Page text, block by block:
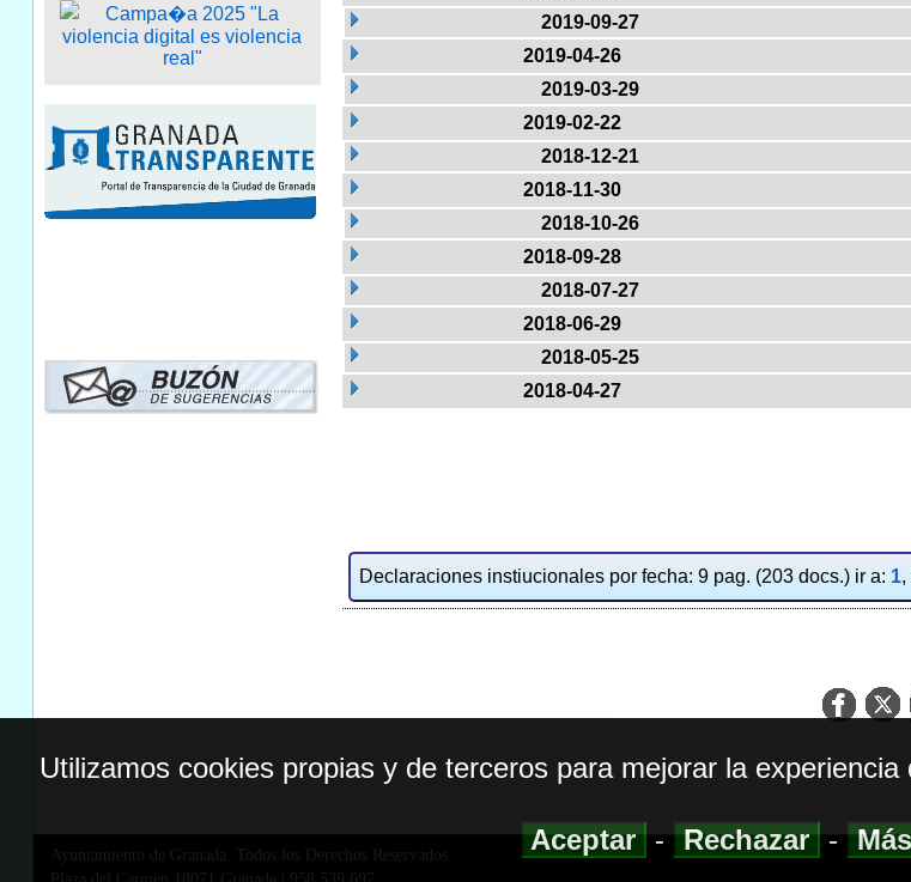
2019-09-27
2019-04-26
2019-03-29
2019-02-22
2018-12-21
2018-11-30
2018-10-26
2018-09-28
2018-07-27
2018-06-29
2018-05-25
2018-04-27
Declaraciones instiucionales por fecha: 9 pag. (203 docs.) ir a: 1,
Ayuntamiento de Granada. Todos los Derechos Reservados.
Utilizamos cookies propias y de terceros para mejorar la
Aceptar-Rechazar-